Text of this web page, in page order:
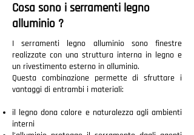
Cosa sono i serramenti legno
alluminio ?
I serramenti legno alluminio sono finestre
realizzate con una struttura interna in legno e
un rivestimento esterno in alluminio.
Questa combinazione permette di sfruttare i
vantaggi di entrambi i materiali:
il legno dona calore e naturalezza agli ambienti
interni